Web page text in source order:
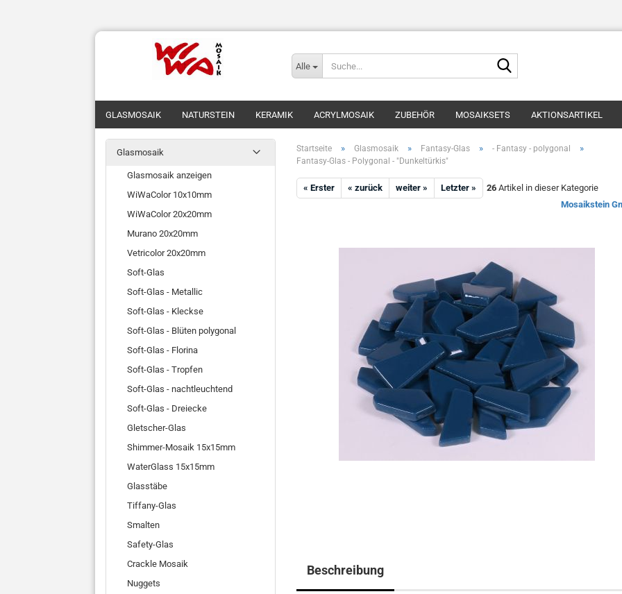
Alle
GLASMOSAIK NATURSTEIN KERAMIK ACRYLMOSAIK ZUBEHÖR MOSAIKSETS AKTIONSARTIKEL
Startseite » Glasmosaik » Fantasy-Glas » - Fantasy - polygonal »
Fantasy-Glas - Polygonal - "Dunkeltürkis"
« Erster « zurück weiter » Letzter » 26 Artikel in dieser Kategorie
Mosaikstein
Beschreibung
Glasmosaik
Glasmosaik anzeigen
WiWaColor 10x10mm
WiWaColor 20x20mm
Murano 20x20mm
Vetricolor 20x20mm
Soft-Glas
Soft-Glas - Metallic
Soft-Glas - Kleckse
Soft-Glas - Blüten polygonal
Soft-Glas - Florina
Soft-Glas - Tropfen
Soft-Glas - nachtleuchtend
Soft-Glas - Dreiecke
Gletscher-Glas
Shimmer-Mosaik 15x15mm
WaterGlass 15x15mm
Glasstäbe
Tiffany-Glas
Smalten
Safety-Glas
Crackle Mosaik
Nuggets